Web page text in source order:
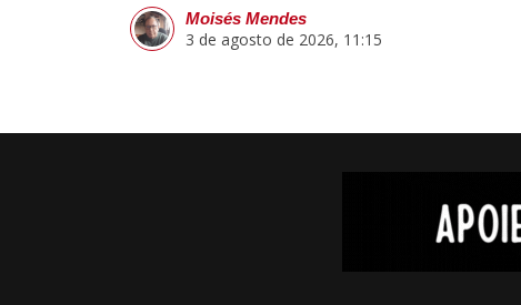
Moisés Mendes
3 de agosto de 2026, 11:15